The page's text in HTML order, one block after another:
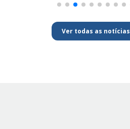
Ver todas as notícias